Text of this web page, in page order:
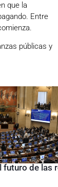
que la
Entre
públicas y
de las